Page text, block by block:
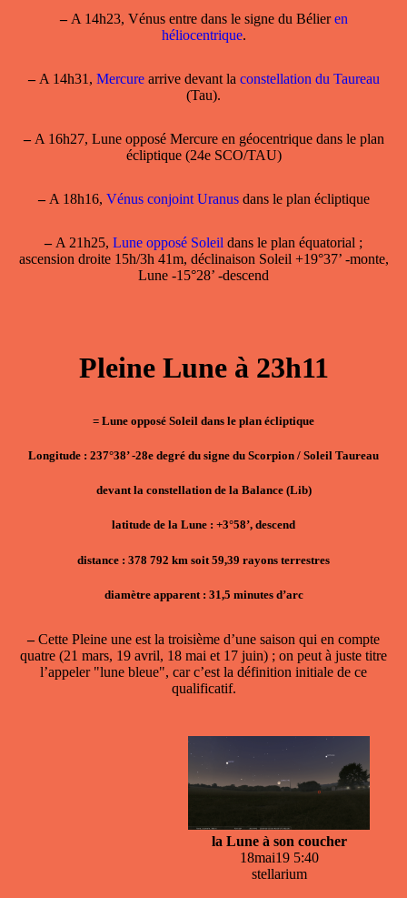
–A 14h23, Vénus entre dans le signe du Bélieren
héliocentrique.
–A 14h31, Mercurearrive devant la constellation du Taureau
(Tau).
–A 16h27, Lune opposé Mercure en géocentrique dans le plan
écliptique (24e SCO/TAU)
–A 18h16, Vénus conjoint Uranusdans le plan écliptique
–A 21h25, Lune opposé Soleil dans le plan équatorial ;
ascension droite 15h/3h 41m, déclinaison Soleil +19°37’ -monte,
Lune -15°28’ -descend
Pleine Lune à 23h11
= Lune opposé Soleil dans le plan écliptique
Longitude : 237°38’ -28e degré du signe du Scorpion / Soleil Taureau
devant la constellation de la Balance (Lib)
latitude de la Lune : +3°58’, descend
distance : 378 792 km soit 59,39 rayons terrestres
diamètre apparent : 31,5 minutes d’arc
–Cette Pleine une est la troisième d’une saison qui en compte
quatre (21 mars, 19 avril, 18 mai et 17 juin) ; on peut à juste titre
l’appeler "lune bleue", car c’est la définition initiale de ce
qualificatif.
la Lune à son coucher
18mai19 5:40
stellarium